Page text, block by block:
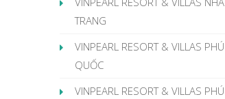
TRANG
VINPEARL RESORT & VILLAS PHÚ
QUỐC
VINPEARL RESORT & VILLAS PHÚ